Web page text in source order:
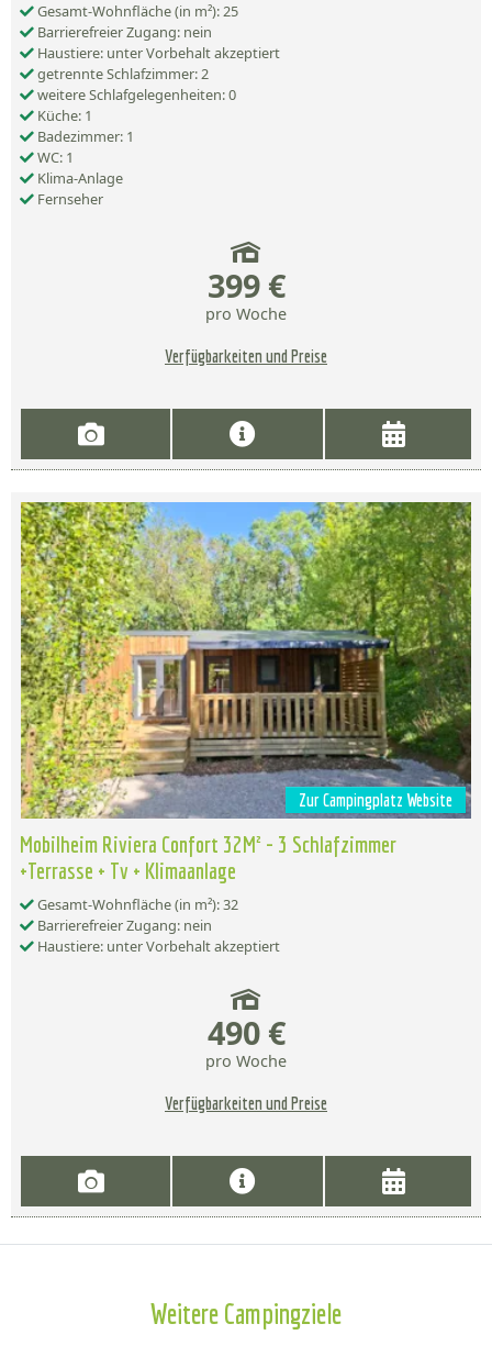
Gesamt-Wohnfläche (in m²): 25
Barrierefreier Zugang: nein
Haustiere: unter Vorbehalt akzeptiert
getrennte Schlafzimmer: 2
weitere Schlafgelegenheiten: 0
Küche: 1
Badezimmer: 1
WC: 1
Klima-Anlage
Fernseher
399 €
pro Woche
Verfügbarkeiten und Preise
Zur Campingplatz Website
Mobilheim Riviera Confort 32M² - 3 Schlafzimmer
+Terrasse + Tv + Klimaanlage
Gesamt-Wohnfläche (in m²): 32
Barrierefreier Zugang: nein
Haustiere: unter Vorbehalt akzeptiert
490 €
pro Woche
Verfügbarkeiten und Preise
Weitere Campingziele